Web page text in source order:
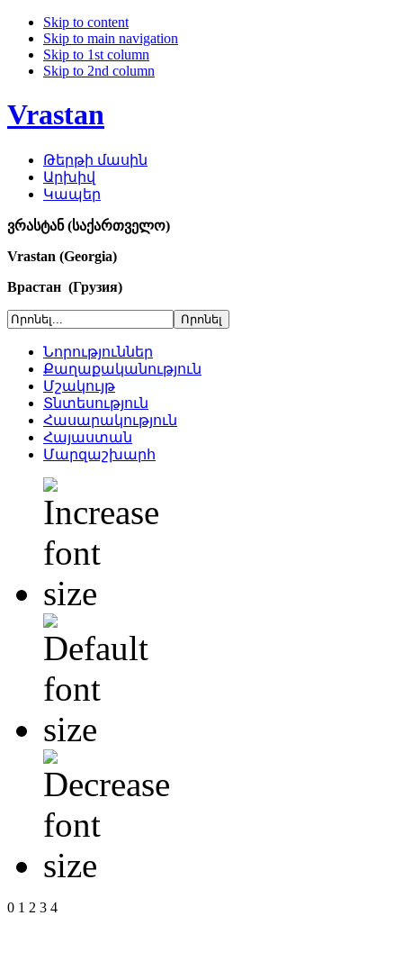
Skip to content
Skip to main navigation
Skip to 1st column
Skip to 2nd column
Vrastan
Թերթի մասին
Արխիվ
Կապեր
ვრასტან (საქართველო)
Vrastan (Georgia)
Врастан (Грузия)
Նորություններ
Քաղաքականություն
Մշակույթ
Տնտեսություն
Հասարակություն
Հայաստան
Մարզաշխարհ
0 1 2 3 4